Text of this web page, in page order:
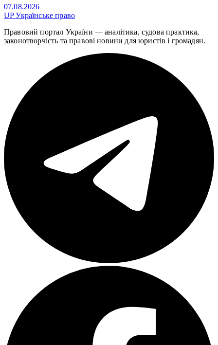
07.08.2026
UPУкраїнське право
Правовий портал України — аналітика, судова практика,
законотворчість та правові новини для юристів і громадян.